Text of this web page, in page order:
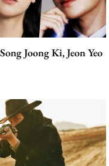
Joong Ki, Jeon Yeo